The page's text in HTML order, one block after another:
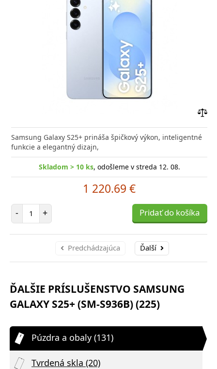
Samsung Galaxy S25+ prináša špičkový výkon, inteligentné
funkcie a elegantný dizajn,
Skladom > 10 ks, odošleme v streda 12. 08.
1 220.69 €
- Počet položiek
+ Pridať do košíka
Predchádzajúca Ďalší
ĎALŠIE PRÍSLUŠENSTVO SAMSUNG
GALAXY S25+ (SM-S936B) (225)
Púzdra a obaly (131)
Tvrdená skla (20)